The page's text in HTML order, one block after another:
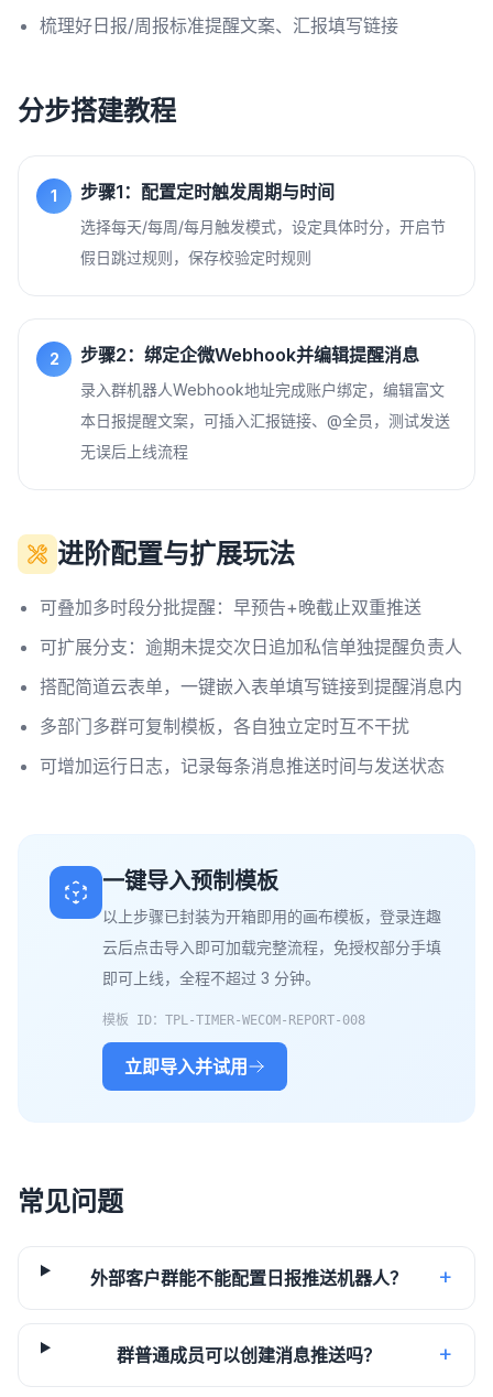
梳理好日报/周报标准提醒文案、汇报填写链接
分步搭建教程
1 步骤1：配置定时触发周期与时间
选择每天/每周/每月触发模式，设定具体时分，开启节
假日跳过规则，保存校验定时规则
2 步骤2：绑定企微Webhook并编辑提醒消息
录入群机器人Webhook地址完成账户绑定，编辑富文
本日报提醒文案，可插入汇报链接、@全员，测试发送
无误后上线流程
进阶配置与扩展玩法
可叠加多时段分批提醒：早预告+晚截止双重推送
可扩展分支：逾期未提交次日追加私信单独提醒负责人
搭配简道云表单，一键嵌入表单填写链接到提醒消息内
多部门多群可复制模板，各自独立定时互不干扰
可增加运行日志，记录每条消息推送时间与发送状态
一键导入预制模板
以上步骤已封装为开箱即用的画布模板，登录连趣
云后点击导入即可加载完整流程，免授权部分手填
即可上线，全程不超过 3 分钟。
模板 ID： TPL-TIMER-WECOM-REPORT-008
立即导入并试用
常见问题
外部客户群能不能配置日报推送机器人？ +
群普通成员可以创建消息推送吗？ +